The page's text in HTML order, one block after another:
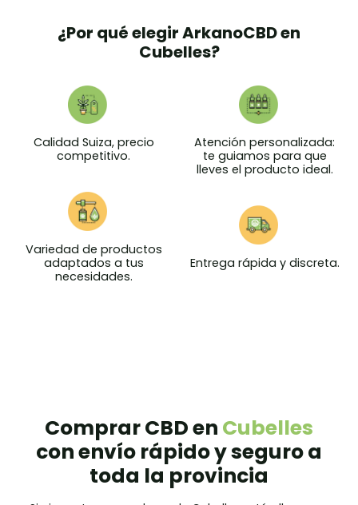
¿Por qué elegir ArkanoCBD en
Cubelles?
Calidad Suiza, precio
competitivo.
Variedad de productos
adaptados a tus
necesidades.
Entrega rápida y discreta.
Atención personalizada:
te guiamos para que
lleves el producto ideal.
Comprar CBD en Cubelles
con envío rápido y seguro a
toda la provincia